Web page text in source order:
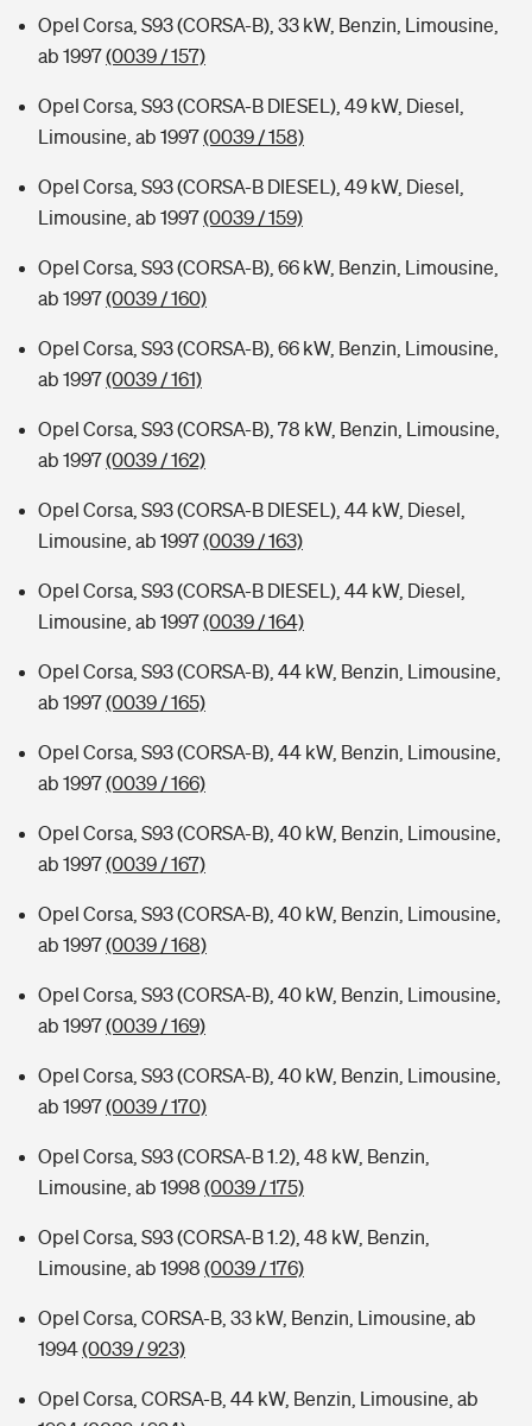
Opel Corsa, S93 (CORSA-B), 33 kW, Benzin, Limousine,
ab 1997(0039 / 157)
Opel Corsa, S93 (CORSA-B DIESEL), 49 kW, Diesel,
Limousine, ab 1997(0039 / 158)
Opel Corsa, S93 (CORSA-B DIESEL), 49 kW, Diesel,
Limousine, ab 1997(0039 / 159)
Opel Corsa, S93 (CORSA-B), 66 kW, Benzin, Limousine,
ab 1997(0039 / 160)
Opel Corsa, S93 (CORSA-B), 66 kW, Benzin, Limousine,
ab 1997(0039 / 161)
Opel Corsa, S93 (CORSA-B), 78 kW, Benzin, Limousine,
ab 1997(0039 / 162)
Opel Corsa, S93 (CORSA-B DIESEL), 44 kW, Diesel,
Limousine, ab 1997(0039 / 163)
Opel Corsa, S93 (CORSA-B DIESEL), 44 kW, Diesel,
Limousine, ab 1997(0039 / 164)
Opel Corsa, S93 (CORSA-B), 44 kW, Benzin, Limousine,
ab 1997(0039 / 165)
Opel Corsa, S93 (CORSA-B), 44 kW, Benzin, Limousine,
ab 1997(0039 / 166)
Opel Corsa, S93 (CORSA-B), 40 kW, Benzin, Limousine,
ab 1997(0039 / 167)
Opel Corsa, S93 (CORSA-B), 40 kW, Benzin, Limousine,
ab 1997(0039 / 168)
Opel Corsa, S93 (CORSA-B), 40 kW, Benzin, Limousine,
ab 1997(0039 / 169)
Opel Corsa, S93 (CORSA-B), 40 kW, Benzin, Limousine,
ab 1997(0039 / 170)
Opel Corsa, S93 (CORSA-B 1.2), 48 kW, Benzin,
Limousine, ab 1998 (0039 / 175)
Opel Corsa, S93 (CORSA-B 1.2), 48 kW, Benzin,
Limousine, ab 1998 (0039 / 176)
Opel Corsa, CORSA-B, 33 kW, Benzin, Limousine, ab
1994(0039 / 923)
Opel Corsa, CORSA-B, 44 kW, Benzin, Limousine, ab